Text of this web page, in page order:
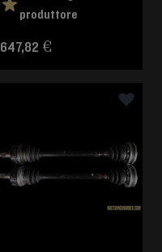
produttore
647,82 €